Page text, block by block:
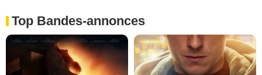
Top Bandes-annonces